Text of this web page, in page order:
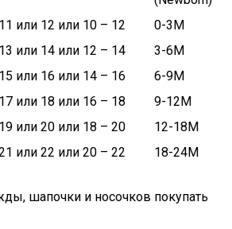
11 или 12 или 10 – 12
0-3M
13 или 14 или 12 – 14
3-6M
15 или 16 или 14 – 16
6-9M
17 или 18 или 16 – 18
9-12M
19 или 20 или 18 – 20
12-18M
или 22 или 20 – 22 18-24M
шапочки и носочков покупать